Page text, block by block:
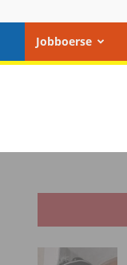
Jobboerse